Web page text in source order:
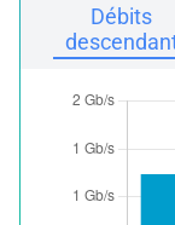
Débits